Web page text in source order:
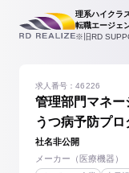
理系ハイクラ
転職エージェ
※旧RD
管理部門マネー
うつ病予防プ
求人番号：46226
社名非公開
メーカー（医療機器）